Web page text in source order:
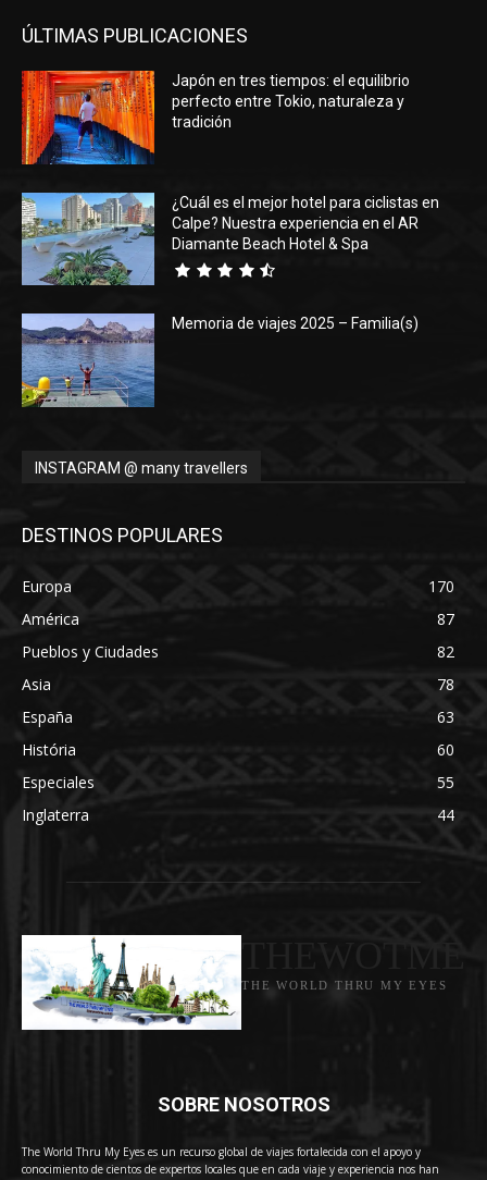
ÚLTIMAS PUBLICACIONES
Japón en tres tiempos: el equilibrio
perfecto entre Tokio, naturaleza y
tradición
¿Cuál es el mejor hotel para ciclistas en
Calpe? Nuestra experiencia en el AR
Diamante Beach Hotel & Spa
Memoria de viajes 2025 – Familia(s)
INSTAGRAM @ many travellers
DESTINOS POPULARES
Europa
170
América
87
Pueblos y Ciudades
82
Asia
78
España
63
História
60
Especiales
55
Inglaterra
44
THE WORLD THRU MY EYES
SOBRE NOSOTROS
The World Thru My Eyes es un recurso global de viajes fortalecida con el apoyo y
conocimiento de cientos de expertos locales que en cada viaje y experiencia nos han